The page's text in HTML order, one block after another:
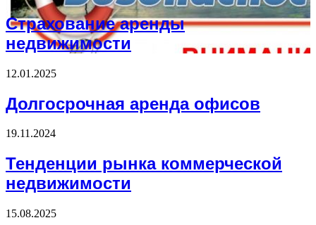
Страхование аренды
недвижимости
12.01.2025
Долгосрочная аренда офисов
19.11.2024
Тенденции рынка коммерческой
недвижимости
15.08.2025